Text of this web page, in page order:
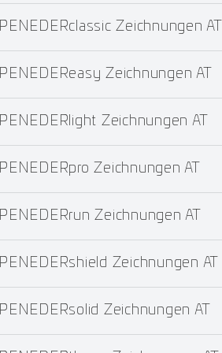
PENEDERclassic Zeichnungen AT
PENEDEReasy Zeichnungen AT
PENEDERlight Zeichnungen AT
PENEDERpro Zeichnungen AT
PENEDERrun Zeichnungen AT
PENEDERshield Zeichnungen AT
PENEDERsolid Zeichnungen AT